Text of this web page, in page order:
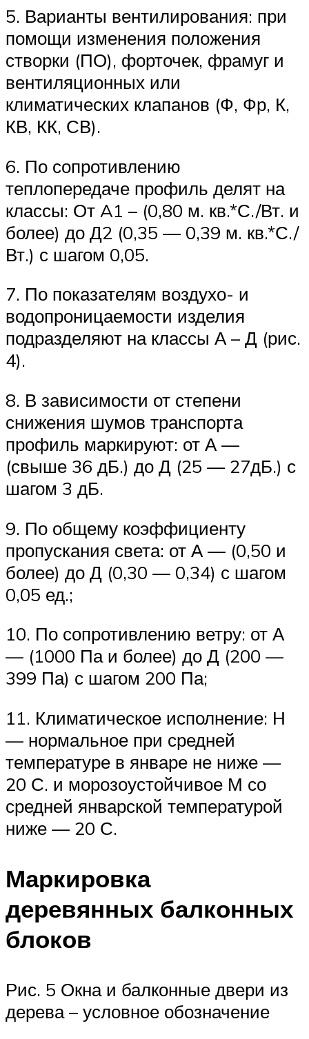
5. Варианты вентилирования: при
помощи изменения положения
створки (ПО), форточек, фрамуг и
вентиляционных или
климатических клапанов (Ф, Фр, К,
КВ, КК, СВ).
6. По сопротивлению
теплопередаче профиль делят на
классы: От A1 – (0,80 м. кв.*С./Вт. и
более) до Д2 (0,35 — 0,39 м. кв.*С./
Вт.) с шагом 0,05.
7. По показателям воздухо- и
водопроницаемости изделия
подразделяют на классы А – Д (рис.
4).
8. В зависимости от степени
снижения шумов транспорта
профиль маркируют: от А —
(свыше 36 дБ.) до Д (25 — 27дБ.) с
шагом 3 дБ.
9. По общему коэффициенту
пропускания света: от А — (0,50 и
более) до Д (0,30 — 0,34) с шагом
0,05 ед.;
10. По сопротивлению ветру: от А
— (1000 Па и более) до Д (200 —
399 Па) с шагом 200 Па;
11. Климатическое исполнение: Н
— нормальное при средней
температуре в январе не ниже —
20 С. и морозоустойчивое М со
средней январской температурой
ниже — 20 С.
Маркировка
деревянных балконных
блоков
Рис. 5 Окна и балконные двери из
дерева – условное обозначение